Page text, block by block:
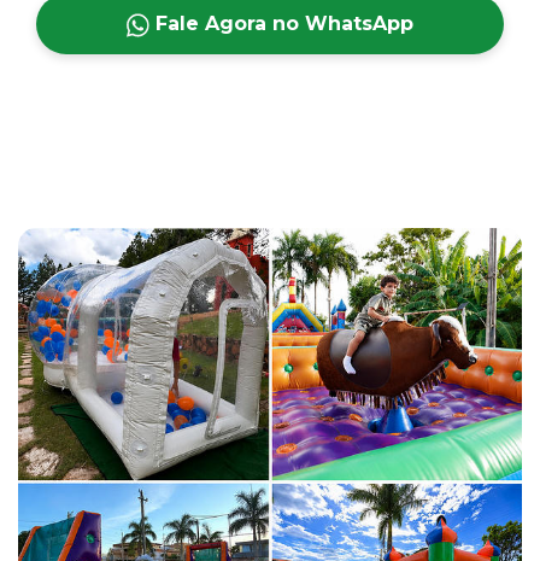
Fale Agora no WhatsApp